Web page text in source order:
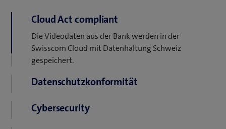
Cloud Act compliant
Die Videodaten aus der Bank werden in der
Swisscom Cloud mit Datenhaltung Schweiz
gespeichert.
Datenschutzkonformität
Regeln zum Datenschutz.
Cybersecurity